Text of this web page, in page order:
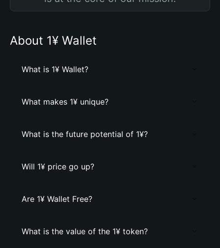
About 1¥ Wallet
What is 1¥ Wallet?
What makes 1¥ unique?
What is the future potential of 1¥?
Will 1¥ price go up?
Are 1¥ Wallet Free?
What is the value of the 1¥ token?